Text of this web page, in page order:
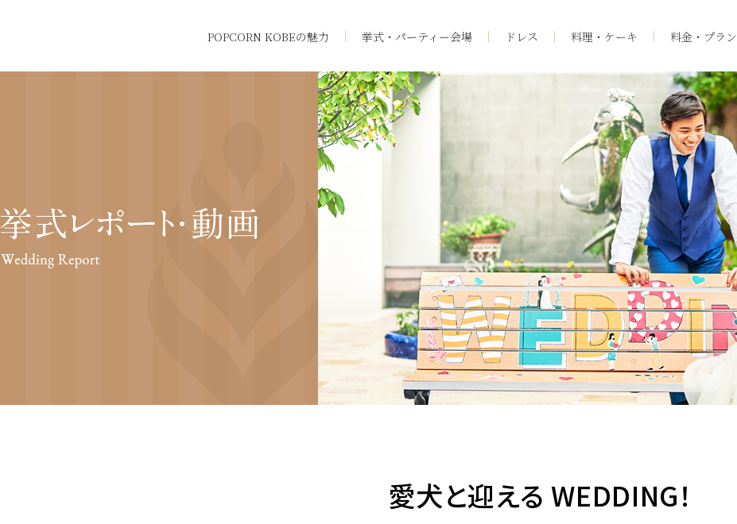
POPCORN KOBEの魅力 挙式・パーティー会場 ドレス 料理・ケーキ 料金・プラン
トップ
POPCORN KOBEの魅力
挙式・パーティー会場
ウエディングフェア
料金・プラン
挙式レポート・動画
料理・ケーキ
プロデューサーブログ
卒花さんの声
ニュース一覧
よくあるご質問
チャリティー活動について
サイトマップ
愛犬と迎える WEDDING！